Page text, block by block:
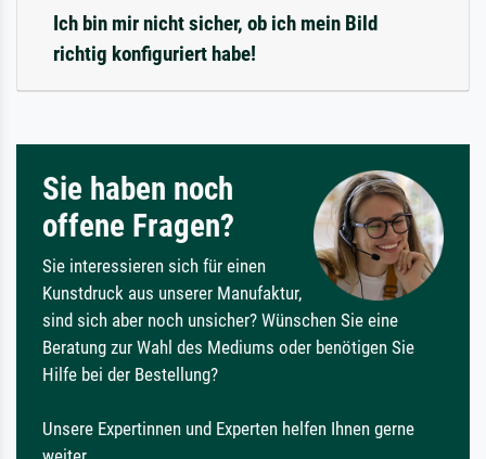
Ich bin mir nicht sicher, ob ich mein Bild
richtig konfiguriert habe!
Sie haben noch
offene Fragen?
Sie interessieren sich für einen
Kunstdruck aus unserer Manufaktur,
sind sich aber noch unsicher? Wünschen Sie eine
Beratung zur Wahl des Mediums oder benötigen Sie
Hilfe bei der Bestellung?
Unsere Expertinnen und Experten helfen Ihnen gerne